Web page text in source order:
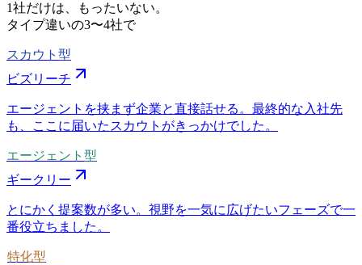
1社だけは、もったいない。
タイプ違いの3〜4社で
スカウト型
ビズリーチ
エージェントを挟まず企業と直接話せる。最終的な入社先
も、ここに届いたスカウトがきっかけでした。
エージェント型
ギークリー
とにかく提案数が多い。視野を一気に広げたいフェーズで一
番役立ちました。
特化型